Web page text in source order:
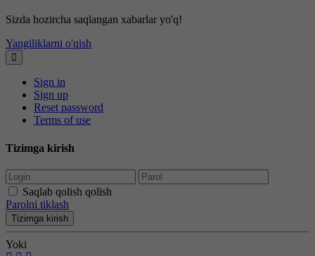
Sizda hozircha saqlangan xabarlar yo'q!
Yangiliklarni o'qish
Sign in
Sign up
Reset password
Terms of use
Tizimga kirish
Saqlab qolish qolish
Parolni tiklash
Tizimga kirish
Yoki